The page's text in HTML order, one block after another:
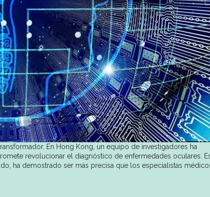
En Hong Kong, un equipo de investigadores ha
revolucionar el diagnóstico de enfermedades oculares.
ha demostrado ser más precisa que los especialistas